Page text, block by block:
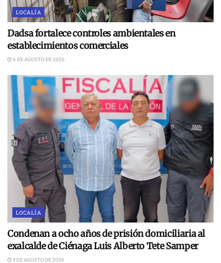
LOCALÍA
Dadsa fortalece controles ambientales en
establecimientos comerciales
6 DE AGOSTO DE 2026
LOCALÍA
Condenan a ocho años de prisión domiciliaria al
exalcalde de Ciénaga Luis Alberto Tete Samper
5 DE AGOSTO DE 2026